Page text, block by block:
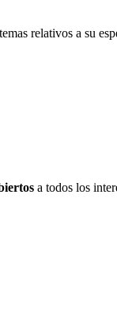
relativos a su
a todos los